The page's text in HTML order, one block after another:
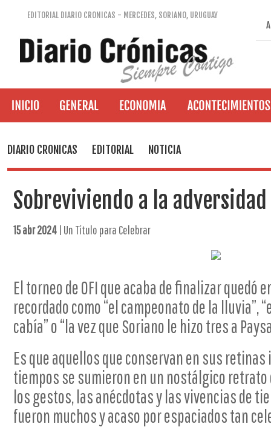
EDITORIAL DIARIO CRONICAS - MERCEDES, SORIANO, URUGUAY
DIARIO CRONICAS EDITORIAL NOTICIA
Sobreviviendo a la adversidad
15 abr 2024 | Un Título para Celebrar
El torneo de OFI que acaba de finalizar quedó
recordado como “el campeonato de la lluvia”,
cabía” o “la vez que Soriano le hizo tres a
Es que aquellos que conservan en sus
tiempos se sumieron en un nostálgico retrato
los gestos, las anécdotas y las vivencias de
fueron muchos y acaso por espaciados tan